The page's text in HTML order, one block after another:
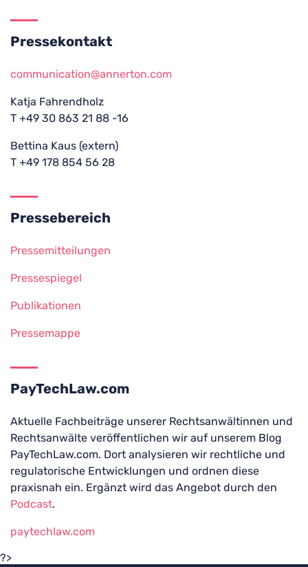
Pressekontakt
communication@annerton.com
Katja Fahrendholz
T +49 30 863 21 88 -16
Bettina Kaus (extern)
T +49 178 854 56 28
Pressebereich
Pressemitteilungen
Pressespiegel
Publikationen
Pressemappe
PayTechLaw.com
Aktuelle Fachbeiträge unserer Rechtsanwältinnen und
Rechtsanwälte veröffentlichen wir auf unserem Blog
PayTechLaw.com. Dort analysieren wir rechtliche und
regulatorische Entwicklungen und ordnen diese
praxisnah ein. Ergänzt wird das Angebot durch den
Podcast.
paytechlaw.com
?>